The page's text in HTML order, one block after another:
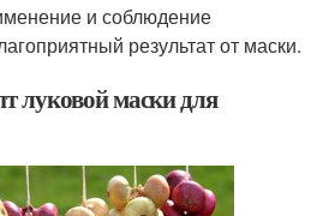
и соблюдение
результат от маски.
луковой маски для